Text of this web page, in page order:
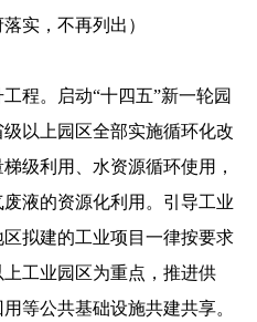
实，不再列出）
程。启动“十四五”新一轮园
以上园区全部实施循环化改
级利用、水资源循环使用，
液的资源化利用。引导工业
拟建的工业项目一律按要求
工业园区为重点，推进供
等公共基础设施共建共享。